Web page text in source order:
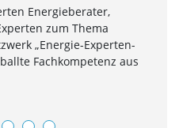
Energieberater,
zum Thema
„Energie-Experten-
Fachkompetenz aus